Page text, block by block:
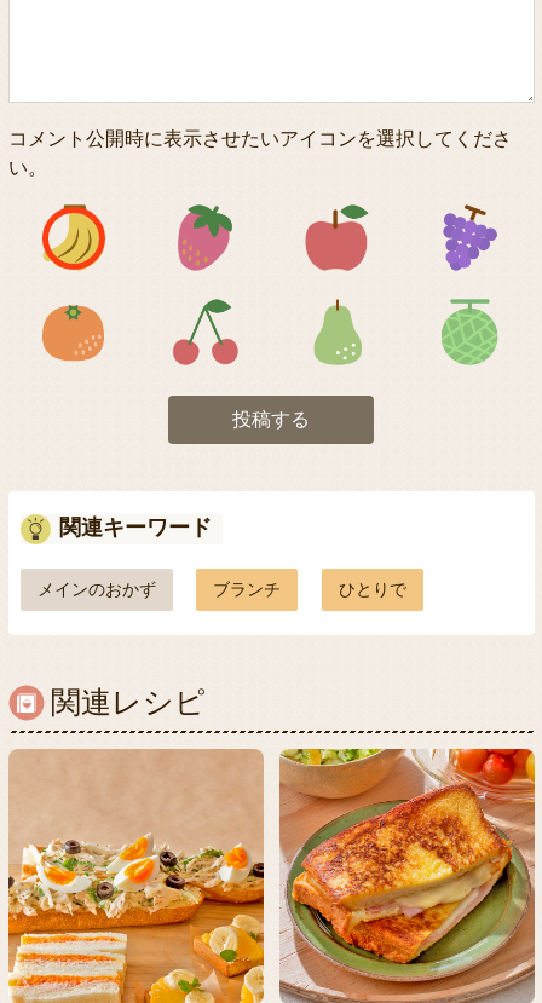
コメント公開時に表示させたいアイコンを選択してくださ
い。
アイコン1 アイコン2 アイコン3
アイコン5 アイコン6 アイコン7
投稿する
関連キーワード
メインのおかず ブランチ ひとりで
関連レシピ